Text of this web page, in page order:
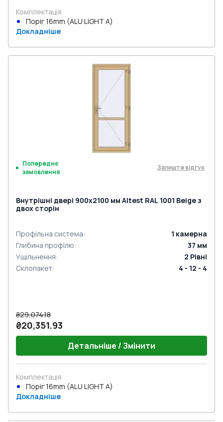
Комплектація
Поріг 16mm (ALU LIGHT A)
Докладніше
Попереднє
замовлення
Залиште відгук
Внутрішні двері 900x2100 мм Altest RAL 1001 Beige з
двох сторін
Профільна система: 1 камерна
Глибина профілю: 37 мм
Ущільнення: 2 Рівні
Склопакет: 4 - 12 - 4
₴29,074.18
₴20,351.93
Детальніше / Змінити
Комплектація
Поріг 16mm (ALU LIGHT A)
Докладніше